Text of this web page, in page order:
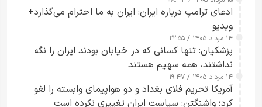
ادعای ترامپ درباره ایران: ایران به ما احترام می‌گذارد+
ویدیو
۱۴ مرداد ۱۴۰۵ / ۲۲:۵۵
پزشکیان: تنها کسانی که در خیابان بودند ایران را نگه
نداشتند، همه سهیم هستند
۱۴ مرداد ۱۴۰۵ / ۱۹:۴۷
آمریکا تحریم فلای بغداد و دو هواپیمای وابسته را لغو
کرد؛ واشنگتن: سیاست ایران تغییری نکرده است